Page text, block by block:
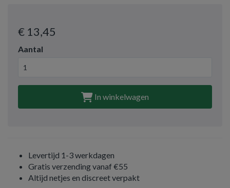
€ 13,45
Aantal
In winkelwagen
Levertijd 1-3 werkdagen
Gratis verzending vanaf €55
Altijd netjes en discreet verpakt